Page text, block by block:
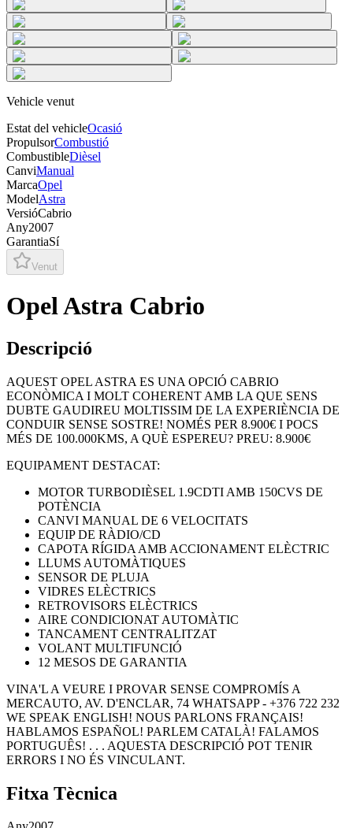
Vehicle venut
Estat del vehicleOcasió
PropulsorCombustió
CombustibleDièsel
CanviManual
MarcaOpel
ModelAstra
VersióCabrio
Any2007
GarantiaSí
Venut
Opel Astra Cabrio
Descripció
AQUEST OPEL ASTRA ES UNA OPCIÓ CABRIO
ECONÒMICA I MOLT COHERENT AMB LA QUE SENS
DUBTE GAUDIREU MOLTISSIM DE LA EXPERIÈNCIA DE
CONDUIR SENSE SOSTRE! NOMÉS PER 8.900€ I POCS
MÉS DE 100.000KMS, A QUÈ ESPEREU? PREU: 8.900€
EQUIPAMENT DESTACAT:
MOTOR TURBODIÈSEL 1.9CDTI AMB 150CVS DE
POTÈNCIA
CANVI MANUAL DE 6 VELOCITATS
EQUIP DE RÀDIO/CD
CAPOTA RÍGIDA AMB ACCIONAMENT ELÈCTRIC
LLUMS AUTOMÀTIQUES
SENSOR DE PLUJA
VIDRES ELÈCTRICS
RETROVISORS ELÈCTRICS
AIRE CONDICIONAT AUTOMÀTIC
TANCAMENT CENTRALITZAT
VOLANT MULTIFUNCIÓ
12 MESOS DE GARANTIA
VINA'L A VEURE I PROVAR SENSE COMPROMÍS A
MERCAUTO, AV. D'ENCLAR, 74 WHATSAPP - +376 722 232
WE SPEAK ENGLISH! NOUS PARLONS FRANÇAIS!
HABLAMOS ESPAÑOL! PARLEM CATALÀ! FALAMOS
PORTUGUÊS! . . . AQUESTA DESCRIPCIÓ POT TENIR
ERRORS I NO ÉS VINCULANT.
Fitxa Tècnica